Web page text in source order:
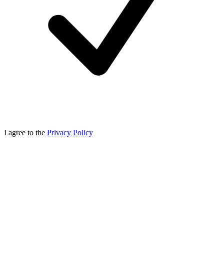
I agree to the Privacy Policy